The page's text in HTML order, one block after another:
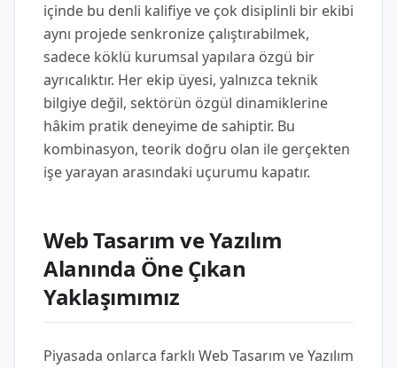
içinde bu denli kalifiye ve çok disiplinli bir ekibi
aynı projede senkronize çalıştırabilmek,
sadece köklü kurumsal yapılara özgü bir
ayrıcalıktır. Her ekip üyesi, yalnızca teknik
bilgiye değil, sektörün özgül dinamiklerine
hâkim pratik deneyime de sahiptir. Bu
kombinasyon, teorik doğru olan ile gerçekten
işe yarayan arasındaki uçurumu kapatır.
Web Tasarım ve Yazılım
Alanında Öne Çıkan
Yaklaşımımız
Piyasada onlarca farklı Web Tasarım ve Yazılım